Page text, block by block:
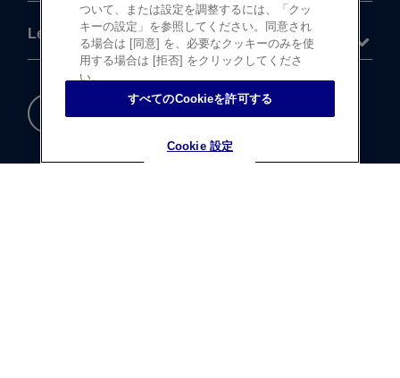
Legal
重要な​安全情報
ついて、または設定を調整するには、「クッ
キーの設定」を参照してください。同意され
る場合は [同意] を、必要なクッキーのみを使
用する場合は [拒否] をクリックしてくださ
い。
Cookie 設定
すべてのCookieを許可する